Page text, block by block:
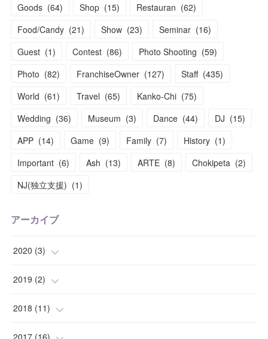
Goods (64) Shop (15) Restauran (62)
Food/Candy (21) Show (23) Seminar (16)
Guest (1) Contest (86) Photo Shooting (59)
Photo (82) FranchiseOwner (127) Staff (435)
World (61) Travel (65) Kanko-Chi (75)
Wedding (36) Museum (3) Dance (44) DJ (15)
APP (14) Game (9) Family (7) History (1)
Important (6) Ash (13) ARTE (8) Chokipeta (2)
NJ(独立支援) (1)
アーカイブ
2020 (3)
(1
( 1)
(1)
2019 (2)
( 1)
(1)
2018 (11)
(2)
2017 (16)